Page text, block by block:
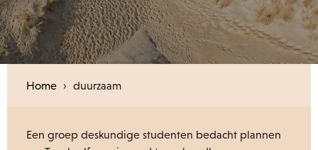
Home › duurzaam
Een groep deskundige studenten bedacht plannen